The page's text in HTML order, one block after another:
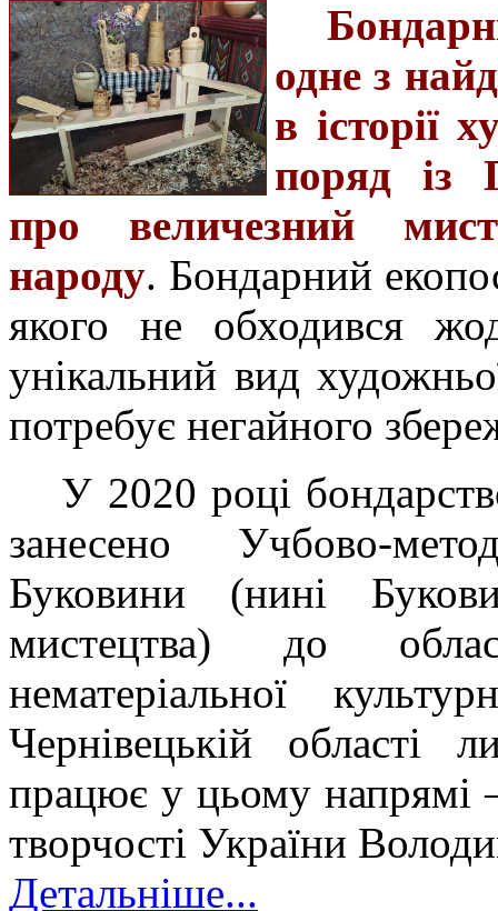
одне з
в історії
поряд із
про величезний
народу. Бондарний
якого не обходився
унікальний вид
потребує негайного
У 2020 році
занесено Учбово-
Буковини (нині
мистецтва) до
нематеріальної
Чернівецькій області
працює у цьому напрямі
творчості України
Детальніше...